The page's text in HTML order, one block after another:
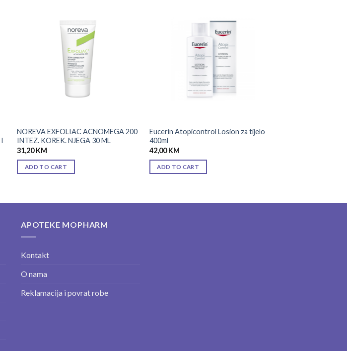
NOREVA EXFOLIAC ACNOMEGA 200
INTEZ. KOREK. NJEGA 30 ML
31,20KM
ADD TO CART
Eucerin Atopicontrol Losion za tijelo
400ml
42,00KM
ADD TO CART
APOTEKE MOPHARM
Kontakt
O nama
Reklamacija i povrat robe